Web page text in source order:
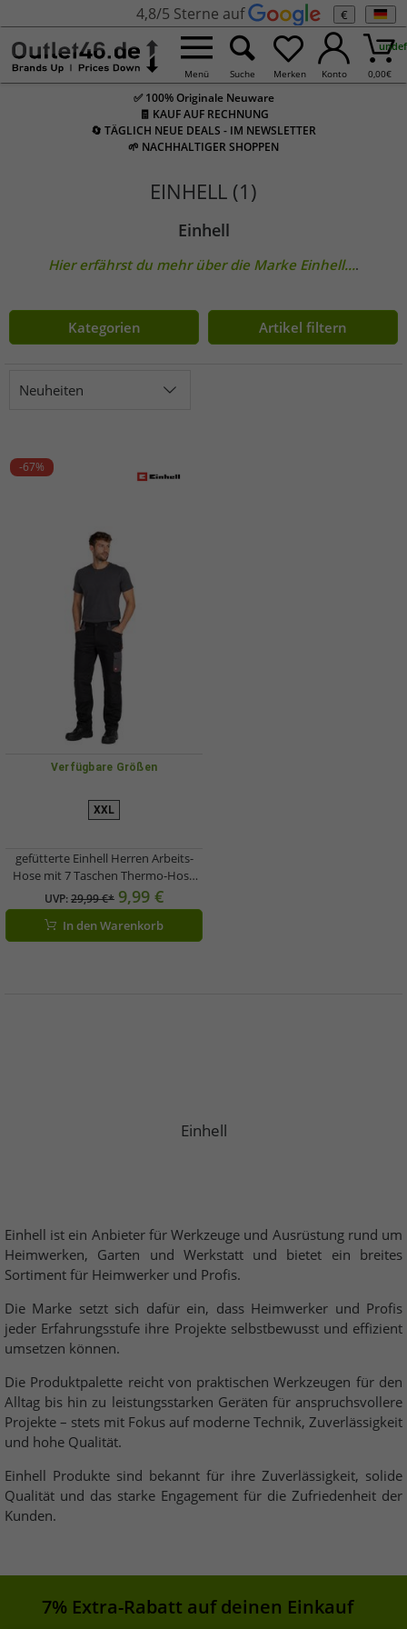
4,8/5 Sterne auf €
Menü Suche Merken Konto 0,00€
✅ 100% Originale Neuware
🧾 KAUF AUF RECHNUNG
🔄 TÄGLICH NEUE DEALS - IM NEWSLETTER
🌱 NACHHALTIGER SHOPPEN
EINHELL (1)
Einhell
Hier erfährst du mehr über die Marke Einhell....
Kategorien Artikel filtern
Neuheiten
-67%
Verfügbare Größen
XXL
gefütterte Einhell Herren Arbeits-
Hose mit 7 Taschen Thermo-Hose
Work-Wear Schwarz/Grau
UVP:29,99 €* 9,99 €
In den Warenkorb
Einhell
Einhell ist ein Anbieter für Werkzeuge und Ausrüstung rund um
Heimwerken, Garten und Werkstatt und bietet ein breites
Sortiment für Heimwerker und Profis.
Die Marke setzt sich dafür ein, dass Heimwerker und Profis
jeder Erfahrungsstufe ihre Projekte selbstbewusst und effizient
umsetzen können.
Die Produktpalette reicht von praktischen Werkzeugen für den
Alltag bis hin zu leistungsstarken Geräten für anspruchsvollere
Projekte – stets mit Fokus auf moderne Technik, Zuverlässigkeit
und hohe Qualität.
Einhell Produkte sind bekannt für ihre Zuverlässigkeit, solide
Qualität und das starke Engagement für die Zufriedenheit der
Kunden.
7% Extra-Rabatt auf deinen Einkauf